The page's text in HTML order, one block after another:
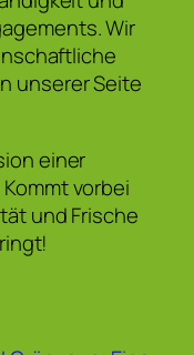
Wir
unserer Seite
einer
vorbei
und Frische